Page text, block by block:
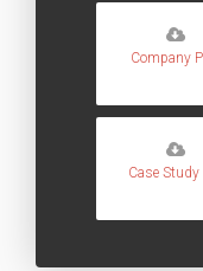
Company
Case Study